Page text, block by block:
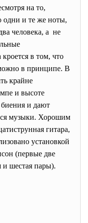
на то,
одни и те же ноты,
человека, а не
в том, что
в принципе. В
крайне
и высоте
и дают
музыки. Хорошим
гитара,
установкой
(первые две
и шестая пары).